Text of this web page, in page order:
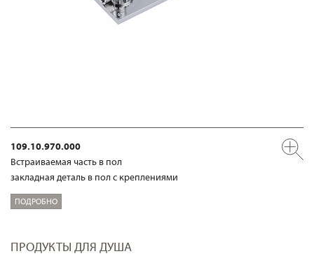
109.10.970.000
Встраиваемая часть в пол
закладная деталь в пол с креплениями
ПОДРОБНО
ПРОДУКТЫ ДЛЯ ДУША